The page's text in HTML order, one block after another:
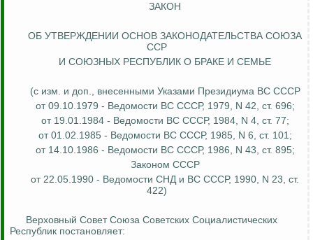
ЗАКОН
ОБ УТВЕРЖДЕНИИ ОСНОВ ЗАКОНОДАТЕЛЬСТВА СОЮЗА
ССР
И СОЮЗНЫХ РЕСПУБЛИК О БРАКЕ И СЕМЬЕ
(с изм. и доп., внесенными Указами Президиума ВС СССР
от 09.10.1979 - Ведомости ВС СССР, 1979, N 42, ст. 696;
от 19.01.1984 - Ведомости ВС СССР, 1984, N 4, ст. 77;
от 01.02.1985 - Ведомости ВС СССР, 1985, N 6, ст. 101;
от 14.10.1986 - Ведомости ВС СССР, 1986, N 43, ст. 895;
Законом СССР
от 22.05.1990 - Ведомости СНД и ВС СССР, 1990, N 23, ст.
422)
Верховный Совет Союза Советских Социалистических
Республик постановляет: